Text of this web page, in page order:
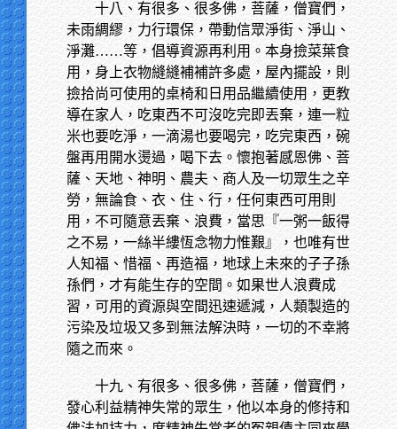
十八、有很多、很多佛，菩薩，僧寶們，
未雨綢繆，力行環保，帶動信眾淨街、淨山、
淨灘……等，倡導資源再利用。本身撿菜葉食
用，身上衣物縫縫補補許多處，屋內擺設，則
撿拾尚可使用的桌椅和日用品繼續使用，更教
導在家人，吃東西不可沒吃完即丟棄，連一粒
米也要吃淨，一滴湯也要喝完，吃完東西，碗
盤再用開水燙過，喝下去。懷抱著感恩佛、菩
薩、天地、神明、農夫、商人及一切眾生之辛
勞，無論食、衣、住、行，任何東西可用則
用，不可隨意丟棄、浪費，當思『一粥一飯得
之不易，一絲半縷恆念物力惟艱』，也唯有世
人知福、惜福、再造福，地球上未來的子子孫
孫們，才有能生存的空間。如果世人浪費成
習，可用的資源與空間迅速遞減，人類製造的
污染及垃圾又多到無法解決時，一切的不幸將
隨之而來。
十九、有很多、很多佛，菩薩，僧寶們，
發心利益精神失常的眾生，他以本身的修持和